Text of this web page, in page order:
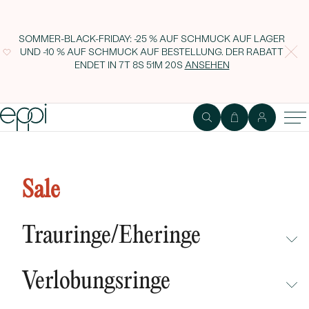
SOMMER-BLACK-FRIDAY: -25 % AUF SCHMUCK AUF LAGER
UND -10 % AUF SCHMUCK AUF BESTELLUNG. DER RABATT
ENDET IN7T 8S 51M 19S ANSEHEN
Sale
Trauringe/Eheringe
NEUHEITEN
Verlobungsringe